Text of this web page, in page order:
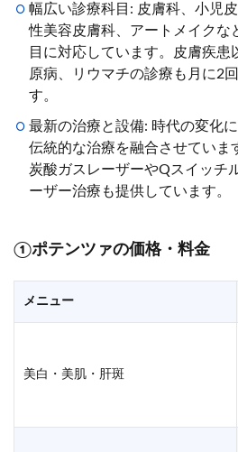
幅広い診療科目: 皮膚科、小児
性美容皮膚科、アートメイクな
目に対応しています。皮膚疾患
原病、リウマチの診療も月に2
す。
最新の治療と設備: 時代の変化
伝統的な治療を融合させていま
炭酸ガスレーザーやQスイッチ
ーザー治療も提供しています。
①ポテンツァの価格・料金
メニュー
美白・美肌・肝斑